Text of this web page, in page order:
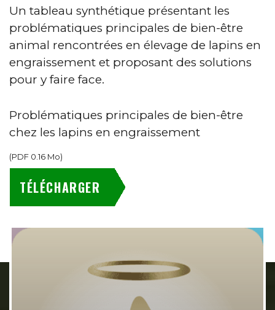
Un tableau synthétique présentant les
problématiques principales de bien-être
animal rencontrées en élevage de lapins en
engraissement et proposant des solutions
pour y faire face.
Problématiques principales de bien-être
chez les lapins en engraissement
(PDF 0.16 Mo)
TÉLÉCHARGER